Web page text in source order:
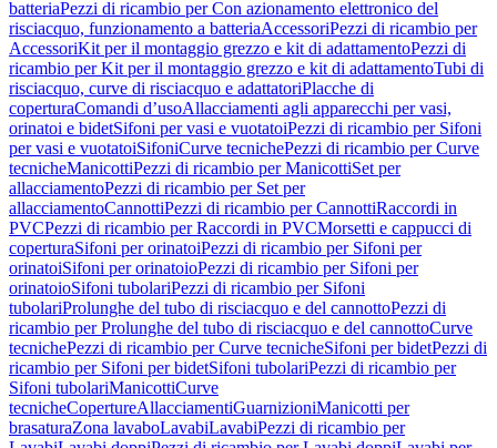
batteriaPezzi di ricambio per Con azionamento elettronico del
risciacquo, funzionamento a batteriaAccessoriPezzi di ricambio per
AccessoriKit per il montaggio grezzo e kit di adattamentoPezzi di
ricambio per Kit per il montaggio grezzo e kit di adattamentoTubi di
risciacquo, curve di risciacquo e adattatoriPlacche di
coperturaComandi d’usoAllacciamenti agli apparecchi per vasi,
orinatoi e bidetSifoni per vasi e vuotatoiPezzi di ricambio per Sifoni
per vasi e vuotatoiSifoniCurve tecnichePezzi di ricambio per Curve
tecnicheManicottiPezzi di ricambio per ManicottiSet per
allacciamentoPezzi di ricambio per Set per
allacciamentoCannottiPezzi di ricambio per CannottiRaccordi in
PVCPezzi di ricambio per Raccordi in PVCMorsetti e cappucci di
coperturaSifoni per orinatoiPezzi di ricambio per Sifoni per
orinatoiSifoni per orinatoioPezzi di ricambio per Sifoni per
orinatoioSifoni tubolariPezzi di ricambio per Sifoni
tubolariProlunghe del tubo di risciacquo e del cannottoPezzi di
ricambio per Prolunghe del tubo di risciacquo e del cannottoCurve
tecnichePezzi di ricambio per Curve tecnicheSifoni per bidetPezzi di
ricambio per Sifoni per bidetSifoni tubolariPezzi di ricambio per
Sifoni tubolariManicottiCurve
tecnicheCopertureAllacciamentiGuarnizioniManicotti per
brasaturaZona lavaboLavabiLavabiPezzi di ricambio per